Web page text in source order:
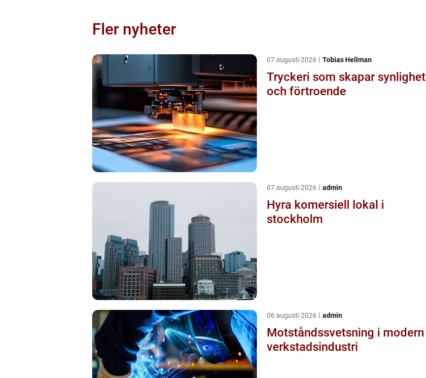
Fler nyheter
07 augusti 2026 Tobias Hellman
Tryckeri som skapar synlighet
och förtroende
07 augusti 2026 admin
Hyra komersiell lokal i
stockholm
06 augusti 2026 admin
Motståndssvetsning i modern
verkstadsindustri